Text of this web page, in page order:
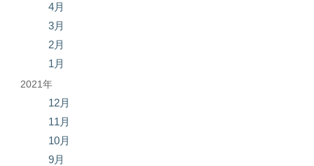
4月
3月
2月
1月
2021年
12月
11月
10月
9月